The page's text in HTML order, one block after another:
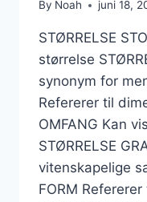
By Noah juni 18,
STØRRELSE
størrelse
synonym for
Refererer til
OMFANG Kan
STØRRELSE
vitenskapelige
FORM